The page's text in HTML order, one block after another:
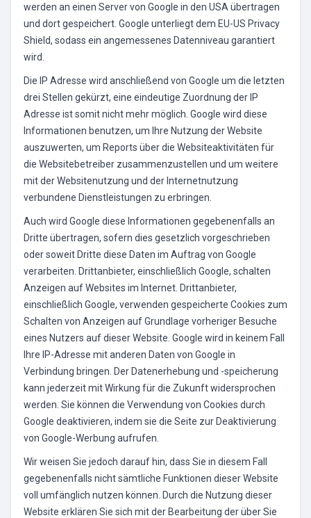
werden an einen Server von Google in den USA übertragen
und dort gespeichert. Google unterliegt dem EU-US Privacy
Shield, sodass ein angemessenes Datenniveau garantiert
wird.
Die IP Adresse wird anschließend von Google um die letzten
drei Stellen gekürzt, eine eindeutige Zuordnung der IP
Adresse ist somit nicht mehr möglich. Google wird diese
Informationen benutzen, um Ihre Nutzung der Website
auszuwerten, um Reports über die Websiteaktivitäten für
die Websitebetreiber zusammenzustellen und um weitere
mit der Websitenutzung und der Internetnutzung
verbundene Dienstleistungen zu erbringen.
Auch wird Google diese Informationen gegebenenfalls an
Dritte übertragen, sofern dies gesetzlich vorgeschrieben
oder soweit Dritte diese Daten im Auftrag von Google
verarbeiten. Drittanbieter, einschließlich Google, schalten
Anzeigen auf Websites im Internet. Drittanbieter,
einschließlich Google, verwenden gespeicherte Cookies zum
Schalten von Anzeigen auf Grundlage vorheriger Besuche
eines Nutzers auf dieser Website. Google wird in keinem Fall
Ihre IP-Adresse mit anderen Daten von Google in
Verbindung bringen. Der Datenerhebung und -speicherung
kann jederzeit mit Wirkung für die Zukunft widersprochen
werden. Sie können die Verwendung von Cookies durch
Google deaktivieren, indem sie die Seite zur Deaktivierung
von Google-Werbung aufrufen.
Wir weisen Sie jedoch darauf hin, dass Sie in diesem Fall
gegebenenfalls nicht sämtliche Funktionen dieser Website
voll umfänglich nutzen können. Durch die Nutzung dieser
Website erklären Sie sich mit der Bearbeitung der über Sie